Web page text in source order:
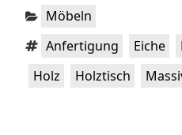
Kategorien:
Möbeln
Schlagwörter:
Anfertigung Eiche
Holz Holztisch